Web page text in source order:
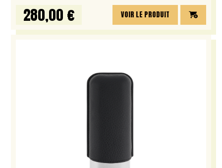
280,00 € VOIR LE PRODUIT